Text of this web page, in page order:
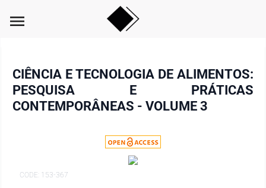
menu
CIÊNCIA E TECNOLOGIA DE ALIMENTOS:
PESQUISA E PRÁTICAS
CONTEMPORÂNEAS - VOLUME 3
CODE: 153-367